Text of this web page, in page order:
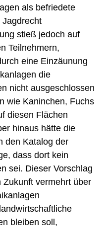
als befriedete
Jagdrecht
stieß jedoch auf
Teilnehmern,
eine Einzäunung
die
nicht ausgeschlossen
wie Kaninchen, Fuchs
diesen Flächen
hinaus hätte die
den Katalog der
dass dort kein
sei. Dieser Vorschlag
vermehrt über
bleiben soll,